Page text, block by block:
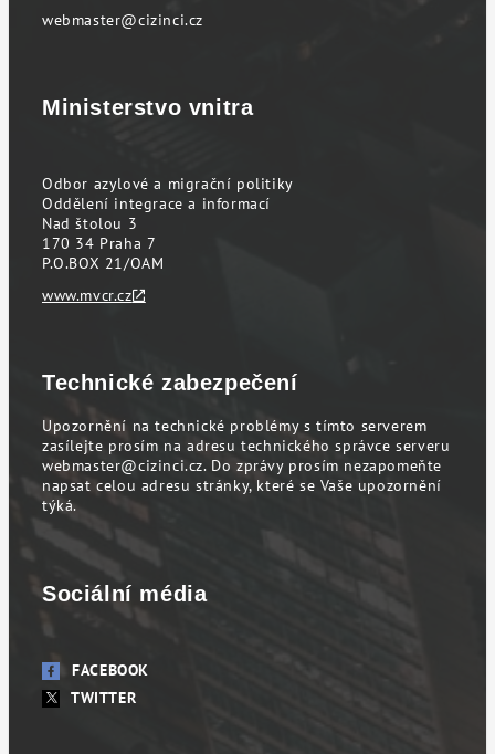
webmaster@cizinci.cz
Ministerstvo vnitra
Odbor azylové a migrační politiky
Oddělení integrace a informací
Nad štolou 3
170 34 Praha 7
P.O.BOX 21/OAM
www.mvcr.cz
Technické zabezpečení
Upozornění na technické problémy s tímto serverem
zasílejte prosím na adresu technického správce serveru
webmaster@cizinci.cz. Do zprávy prosím nezapomeňte
napsat celou adresu stránky, které se Vaše upozornění
týká.
Sociální média
FACEBOOK
TWITTER